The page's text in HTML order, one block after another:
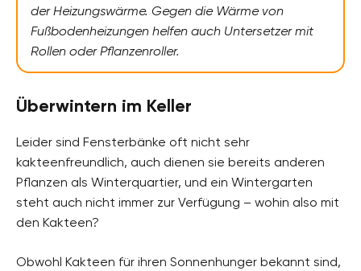
der Heizungswärme. Gegen die Wärme von
Fußbodenheizungen helfen auch Untersetzer mit
Rollen oder Pflanzenroller.
Überwintern im Keller
Leider sind Fensterbänke oft nicht sehr
kakteenfreundlich, auch dienen sie bereits anderen
Pflanzen als Winterquartier, und ein Wintergarten
steht auch nicht immer zur Verfügung – wohin also mit
den Kakteen?
Obwohl Kakteen für ihren Sonnenhunger bekannt sind,